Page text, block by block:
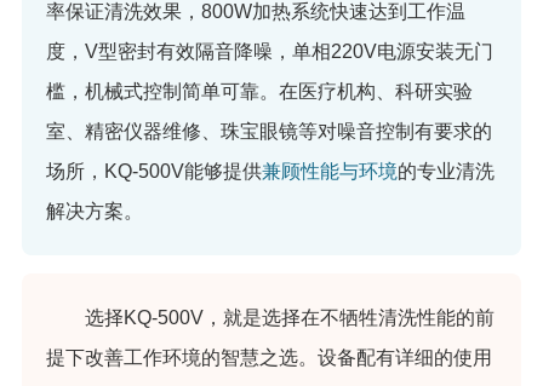
率保证清洗效果，800W加热系统快速达到工作温
度，V型密封有效隔音降噪，单相220V电源安装无门
槛，机械式控制简单可靠。在医疗机构、科研实验
室、精密仪器维修、珠宝眼镜等对噪音控制有要求的
场所，KQ-500V能够提供兼顾性能与环境的专业清洗
解决方案。
选择KQ-500V，就是选择在不牺牲清洗性能的前
提下改善工作环境的智慧之选。设备配有详细的使用